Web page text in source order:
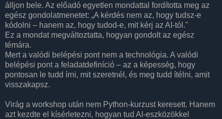
álljon bele. Az előadó egyetlen mondattal fordította meg az
egész gondolatmenetet: „A kérdés nem az, hogy tudsz-e
kódolni – hanem az, hogy tudod-e, mit kérj az AI-tól."
Ez a mondat megváltoztatta, hogyan gondolt az egész
témára.
Mert a valódi belépési pont nem a technológia. A valódi
belépési pont a feladatdefiníció – az a képesség, hogy
pontosan le tudd írni, mit szeretnél, és meg tudd ítélni, amit
visszakapsz.
Virág a workshop után nem Python-kurzust keresett. Hanem
azt kezdte el kísérletezni, hogyan tud AI-eszközökkel